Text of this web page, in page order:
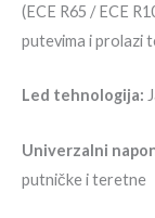
(ECE R65 / ECE
putevima i prolazi
Led tehnologija:
Univerzalni
putničke i teretne